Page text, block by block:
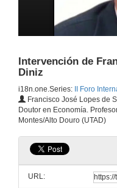
Intervención de
Diniz
i18n.one.Series:
II Foro
Francisco José Lopes de
Doutor en Economía.
Montes/Alto Douro (UTAD)
URL:
6